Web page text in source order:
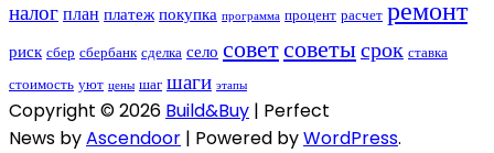
налогплан платежпокупка программа процент расчет ремонт
риск сбер сбербанк сделка село советсоветысрок ставка
стоимость уют цены шаг шаги этапы
Copyright © 2026 Build&Buy | Perfect
News byAscendoor | Powered byWordPress.